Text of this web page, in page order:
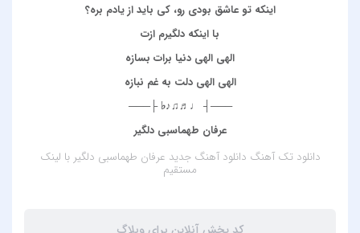
اینکه تو عاشق بودی رو، کی باید از یادم بره؟
با اینکه دلگیرم ازت
الهی الهی دنیا برات بسازه
الهی الهی دلت به غم نبازه
───┤ ♩♬♫♪♭ ├───
عرفان طهماسبی دلگیر
دانلود تک آهنگدانلود آهنگ جدید عرفان طهماسبی دلگیربا لینک
مستقیم
کد پخش آنلاین برای وبلاگ